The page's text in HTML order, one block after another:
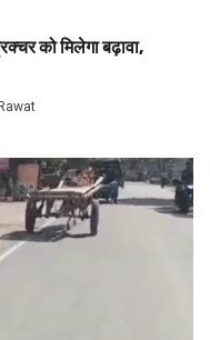
को मिलेगा बढ़ावा,